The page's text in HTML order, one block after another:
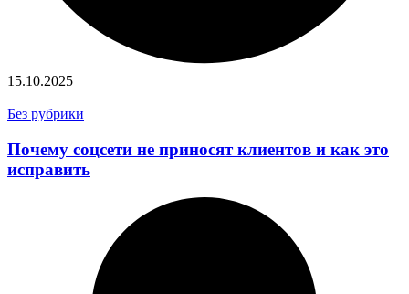
15.10.2025
Без рубрики
Почему соцсети не приносят клиентов и как это
исправить